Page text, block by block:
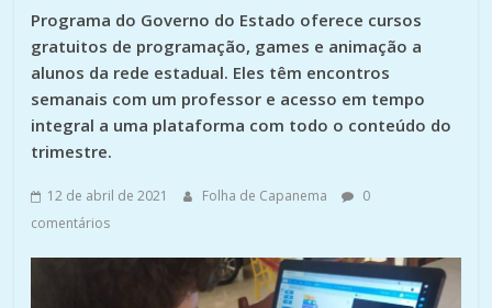
Programa do Governo do Estado oferece cursos
gratuitos de programação, games e animação a
alunos da rede estadual. Eles têm encontros
semanais com um professor e acesso em tempo
integral a uma plataforma com todo o conteúdo do
trimestre.
12 de abril de 2021 Folha de Capanema
0
comentários